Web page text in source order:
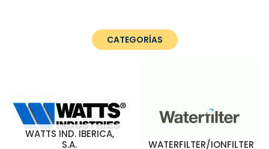
CATEGORÍAS
WATTS IND. IBERICA,
S.A.
WATERFILTER/IONFILTER